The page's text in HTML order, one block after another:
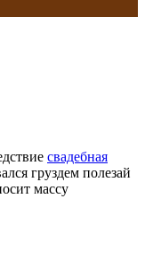
свадебная
груздем полезай
массу